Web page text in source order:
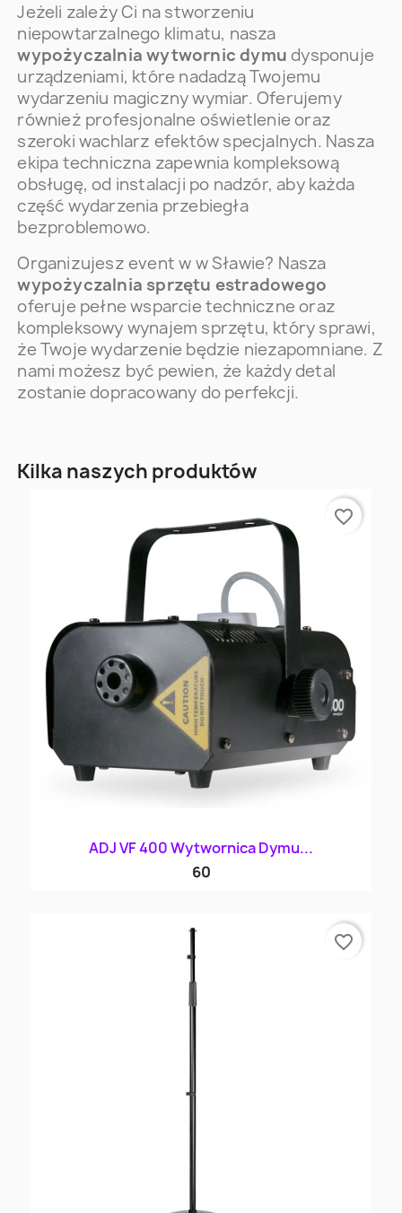
Jeżeli zależy Ci na stworzeniu
niepowtarzalnego klimatu, nasza
wypożyczalnia wytwornic dymu dysponuje
urządzeniami, które nadadzą Twojemu
wydarzeniu magiczny wymiar. Oferujemy
również profesjonalne oświetlenie oraz
szeroki wachlarz efektów specjalnych. Nasza
ekipa techniczna zapewnia kompleksową
obsługę, od instalacji po nadzór, aby każda
część wydarzenia przebiegła
bezproblemowo.
Organizujesz event w w Sławie? Nasza
wypożyczalnia sprzętu estradowego
oferuje pełne wsparcie techniczne oraz
kompleksowy wynajem sprzętu, który sprawi,
że Twoje wydarzenie będzie niezapomniane. Z
nami możesz być pewien, że każdy detal
zostanie dopracowany do perfekcji.
Kilka naszych produktów
ADJ VF 400 Wytwornica Dymu...
60
favorite_border
favorite_border